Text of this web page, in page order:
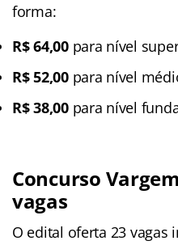
forma:
R$ 64,00para nível
R$ 52,00 para nível
R$ 38,00para nível
Concurso
vagas
O edital oferta 23 vagas